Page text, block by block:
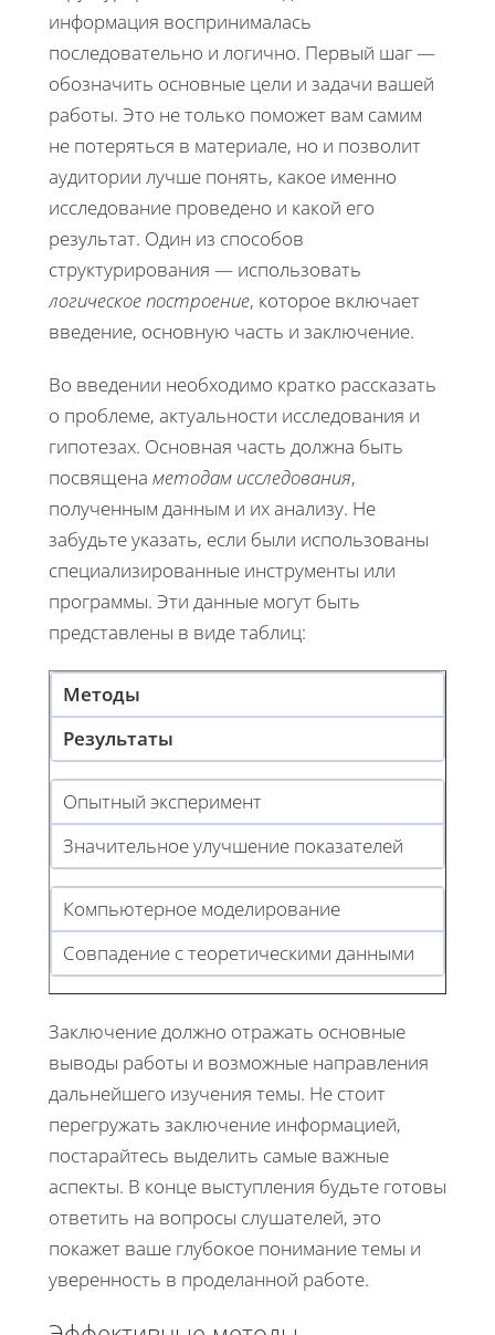
информация воспринималась
последовательно и логично. Первый шаг —
обозначить основные цели и задачи вашей
работы. Это не только поможет вам самим
не потеряться в материале, но и позволит
аудитории лучше понять, какое именно
исследование проведено и какой его
результат. Один из способов
структурирования — использовать
логическое построение, которое включает
введение, основную часть и заключение.
Во введении необходимо кратко рассказать
о проблеме, актуальности исследования и
гипотезах. Основная часть должна быть
посвящена методам исследования,
полученным данным и их анализу. Не
забудьте указать, если были использованы
специализированные инструменты или
программы. Эти данные могут быть
представлены в виде таблиц:
Методы
Результаты
Опытный эксперимент
Значительное улучшение показателей
Компьютерное моделирование
Совпадение с теоретическими данными
Заключение должно отражать основные
выводы работы и возможные направления
дальнейшего изучения темы. Не стоит
перегружать заключение информацией,
постарайтесь выделить самые важные
аспекты. В конце выступления будьте готовы
ответить на вопросы слушателей, это
покажет ваше глубокое понимание темы и
уверенность в проделанной работе.